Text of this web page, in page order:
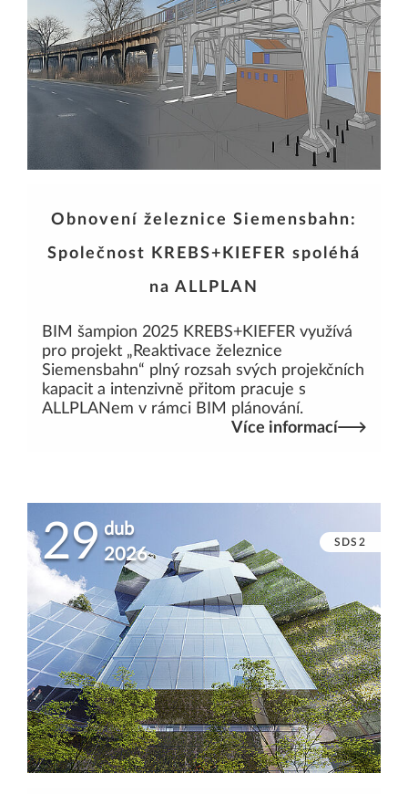
Obnovení železnice Siemensbahn:
Společnost KREBS+KIEFER spoléhá
na ALLPLAN
BIM šampion 2025 KREBS+KIEFER využívá
pro projekt „Reaktivace železnice
Siemensbahn“ plný rozsah svých projekčních
kapacit a intenzivně přitom pracuje s
ALLPLANem v rámci BIM plánování.
Více informací
29 dub
2026
SDS2